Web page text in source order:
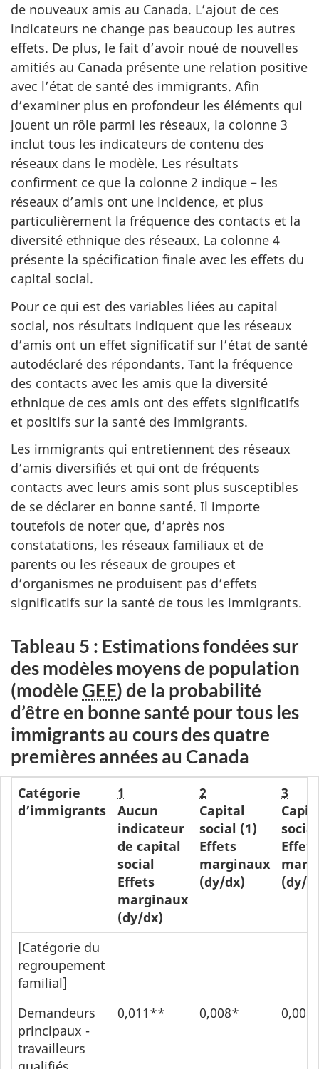
de nouveaux amis au Canada. L’ajout de ces
indicateurs ne change pas beaucoup les autres
effets. De plus, le fait d’avoir noué de nouvelles
amitiés au Canada présente une relation positive
avec l’état de santé des immigrants. Afin
d’examiner plus en profondeur les éléments qui
jouent un rôle parmi les réseaux, la colonne 3
inclut tous les indicateurs de contenu des
réseaux dans le modèle. Les résultats
confirment ce que la colonne 2 indique – les
réseaux d’amis ont une incidence, et plus
particulièrement la fréquence des contacts et la
diversité ethnique des réseaux. La colonne 4
présente la spécification finale avec les effets du
capital social.
Pour ce qui est des variables liées au capital
social, nos résultats indiquent que les réseaux
d’amis ont un effet significatif sur l’état de santé
autodéclaré des répondants. Tant la fréquence
des contacts avec les amis que la diversité
ethnique de ces amis ont des effets significatifs
et positifs sur la santé des immigrants.
Les immigrants qui entretiennent des réseaux
d’amis diversifiés et qui ont de fréquents
contacts avec leurs amis sont plus susceptibles
de se déclarer en bonne santé. Il importe
toutefois de noter que, d’après nos
constatations, les réseaux familiaux et de
parents ou les réseaux de groupes et
d’organismes ne produisent pas d’effets
significatifs sur la santé de tous les immigrants.
Tableau 5 : Estimations fondées sur
des modèles moyens de population
(modèleGEE) de la probabilité
d’être en bonne santé pour tous les
immigrants au cours des quatre
premières années au Canada
Catégorie
d’immigrants
1
Aucun
indicateur
de capital
social
Effets
marginaux
(dy/dx)
2
Capital
social (1)
Effets
marginaux
(dy/dx)
3
Effets
(dy/
[Catégorie du
regroupement
familial]
Demandeurs
principaux -
travailleurs
0,011** 0,008* 0,008